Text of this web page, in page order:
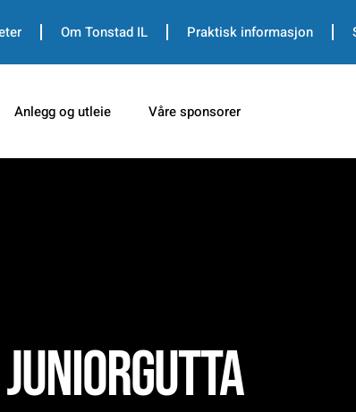
Om Tonstad IL Praktisk informasjon
Anlegg og utleie Våre sponsorer
juniorgutta